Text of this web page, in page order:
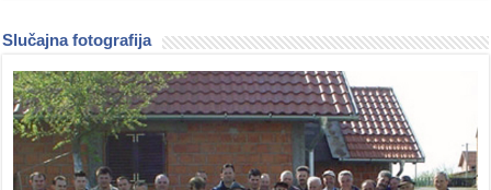
Slučajna fotografija